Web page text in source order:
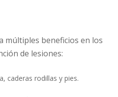
múltiples beneficios en los
de lesiones:
caderas rodillas y pies.